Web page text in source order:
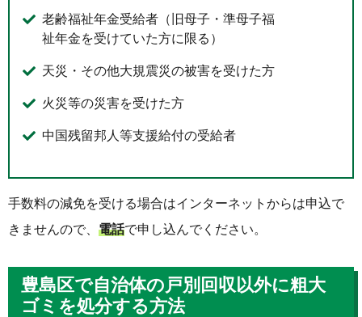
老齢福祉年金受給者（旧母子・準母子福
祉年金を受けていた方に限る）
天災・その他大規震災の被害を受けた方
火災等の災害を受けた方
中国残留邦人等支援給付の受給者
手数料の減免を受ける場合はインターネットからは申込で
きませんので、 電話で申し込んでください。
豊島区で自治体の戸別回収以外に粗大
ゴミを処分する方法